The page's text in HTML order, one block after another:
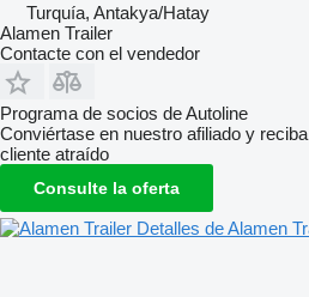
Turquía, Antakya/Hatay
Alamen Trailer
Contacte con el vendedor
Programa de socios de Autoline
Conviértase en nuestro afiliado y
cliente atraído
Consulte la oferta
Detalles de Alamen